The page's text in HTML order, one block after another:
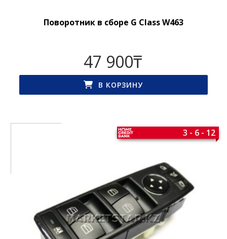
Поворотник в сборе G Class W463
47 900₸
В КОРЗИНУ
3 - 6 - 12